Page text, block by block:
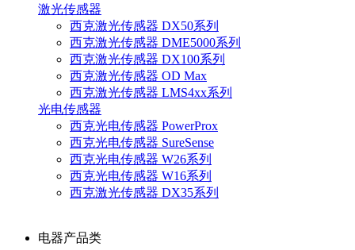
激光传感器
西克激光传感器 DX50系列
西克激光传感器 DME5000系列
西克激光传感器 DX100系列
西克激光传感器 OD Max
西克激光传感器 LMS4xx系列
光电传感器
西克光电传感器 PowerProx
西克光电传感器 SureSense
西克光电传感器 W26系列
西克光电传感器 W16系列
西克激光传感器 DX35系列
电器产品类